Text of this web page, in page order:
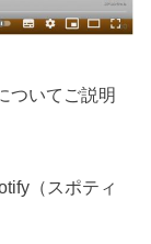
ついてご説明
（スポティ